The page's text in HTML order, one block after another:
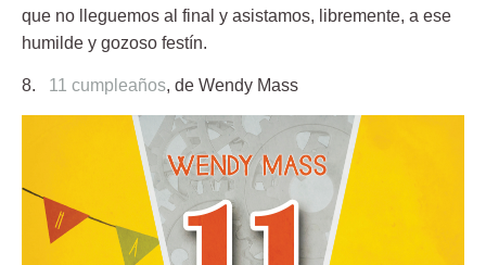
que no lleguemos al final y asistamos, libremente, a ese
humilde y gozoso festín.
8. 11 cumpleaños, de Wendy Mass